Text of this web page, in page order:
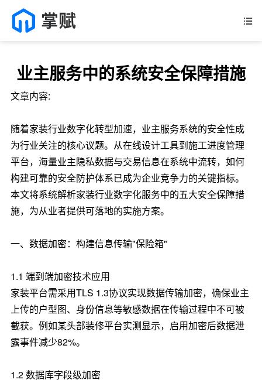
业主服务中的系统安全保障措施
文章内容:
随着家装行业数字化转型加速，业主服务系统的安全性成
为行业关注的核心议题。从在线设计工具到施工进度管理
平台，海量业主隐私数据与交易信息在系统中流转，如何
构建可靠的安全防护体系已成为企业竞争力的关键指标。
本文将系统解析家装行业数字化服务中的五大安全保障措
施，为从业者提供可落地的实施方案。
一、数据加密：构建信息传输"保险箱"
1.1 端到端加密技术应用
家装平台需采用TLS 1.3协议实现数据传输加密，确保业主
上传的户型图、身份信息等敏感数据在传输过程中不可被
截获。例如某头部装修平台实测显示，启用加密后数据泄
露事件减少82%。
1.2 数据库字段级加密